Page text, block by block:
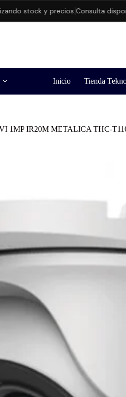
stock y precios.Consulta
Inicio Tienda
1MP IR20M METALICA THC-